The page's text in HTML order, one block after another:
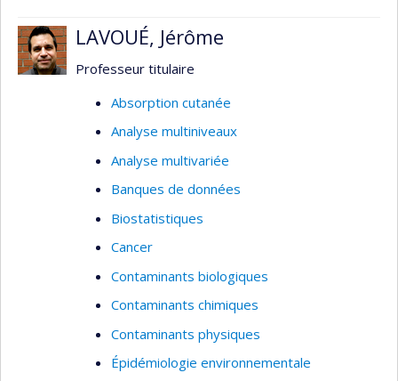
LAVOUÉ, Jérôme
Professeur titulaire
Absorption cutanée
Analyse multiniveaux
Analyse multivariée
Banques de données
Biostatistiques
Cancer
Contaminants biologiques
Contaminants chimiques
Contaminants physiques
Épidémiologie environnementale